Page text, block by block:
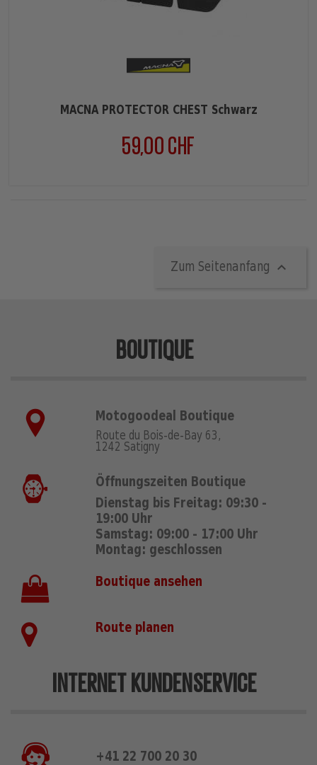
MACNA PROTECTOR CHEST Schwarz
59,00 CHF
Zum Seitenanfang 
BOUTIQUE
Motogoodeal Boutique
Route du Bois-de-Bay 63,
1242 Satigny
Öffnungszeiten Boutique
Dienstag bis Freitag: 09:30 -
19:00 Uhr
Samstag: 09:00 - 17:00 Uhr
Montag: geschlossen
Boutique ansehen
Route planen
INTERNET KUNDENSERVICE
+41 22 700 20 30